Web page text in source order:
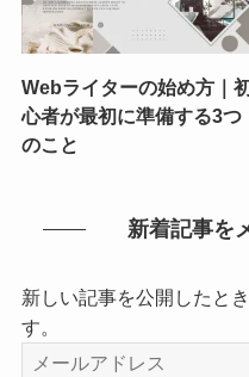
Webライターの始め方｜
心者が最初に準備する3つ
のこと
新着記事を
新しい記事を公開したと
す。
メ